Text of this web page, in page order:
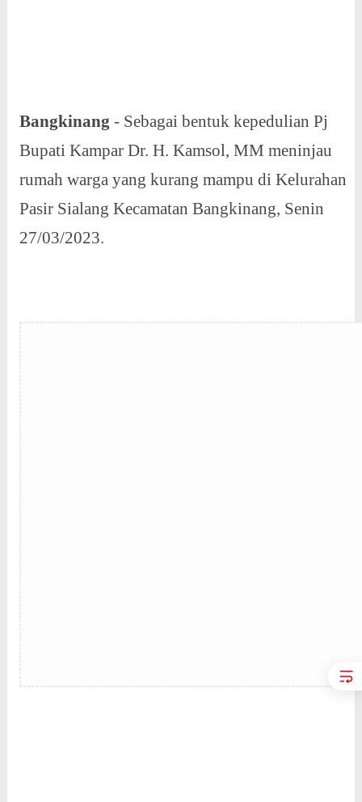
Bangkinang - Sebagai bentuk kepedulian Pj
Bupati Kampar Dr. H. Kamsol, MM meninjau
rumah warga yang kurang mampu di Kelurahan
Pasir Sialang Kecamatan Bangkinang, Senin
27/03/2023.